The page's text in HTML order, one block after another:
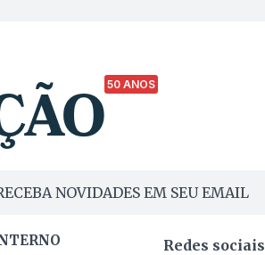
50 ANOS
NOVIDADES EM SEU EMAIL
Redes sociais